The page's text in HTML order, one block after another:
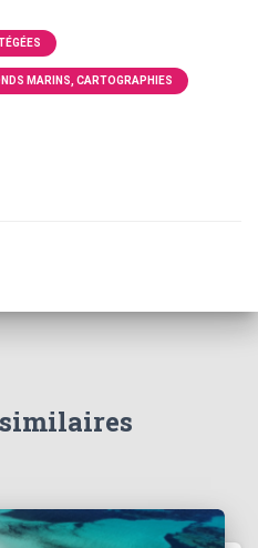
MARINS, CARTOGRAPHIES